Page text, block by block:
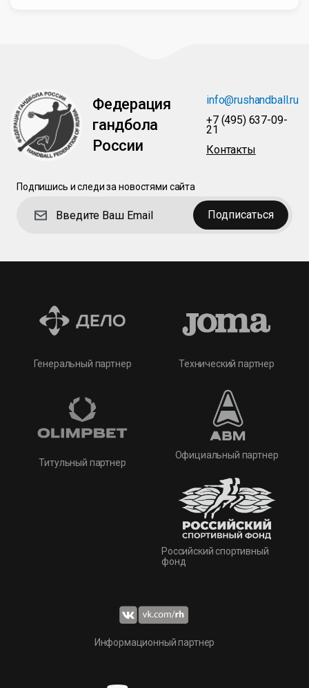
Федерация
гандбола
России
info@rushandball.ru
+7 (495) 637-09-
21
Контакты
Подпишись и следи за новостями сайта
Подписаться
Генеральный партнер
Титульный партнер
Технический партнер
Официальный партнер
Российский спортивный
фонд
Информационный партнер